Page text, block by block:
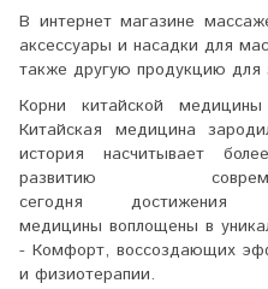
В интернет магазине
аксессуары и насадки для
также другую продукцию для
Корни китайской
Китайская медицина
история насчитывает
развитию
сегодня достижения
медицины воплощены в
- Комфорт, воссоздающих
и физиотерапии.